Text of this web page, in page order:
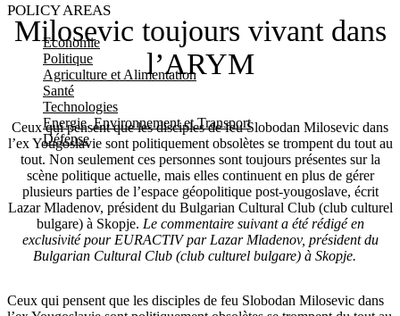
POLICY AREAS
Economie
Politique
Agriculture et Alimentation
Santé
Technologies
Energie, Environnement et Transport
Défense
Milosevic toujours vivant dans
l’ARYM
Ceux qui pensent que les disciples de feu Slobodan Milosevic dans
l’ex Yougoslavie sont politiquement obsolètes se trompent du tout au
tout. Non seulement ces personnes sont toujours présentes sur la
scène politique actuelle, mais elles continuent en plus de gérer
plusieurs parties de l’espace géopolitique post-yougoslave, écrit
Lazar Mladenov, président du Bulgarian Cultural Club (club culturel
bulgare) à Skopje. Le commentaire suivant a été rédigé en
exclusivité pour EURACTIV par Lazar Mladenov, président du
Bulgarian Cultural Club (club culturel bulgare) à Skopje.
Ceux qui pensent que les disciples de feu Slobodan Milosevic dans